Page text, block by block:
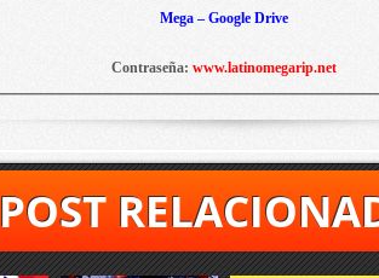
Mega – Google Drive
Contraseña: www.latinomegarip.net
POST